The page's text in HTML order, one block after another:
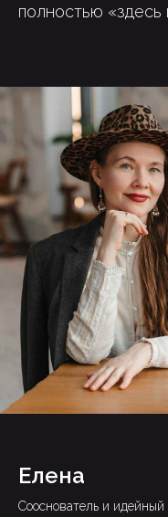
полностью «здесь
Елена
Cооснователь и
Делаем ставку
гибкость,
Каждый новый проект
это сочетание
необычных вариантов
Индивидуальный подход
Наши клиенты